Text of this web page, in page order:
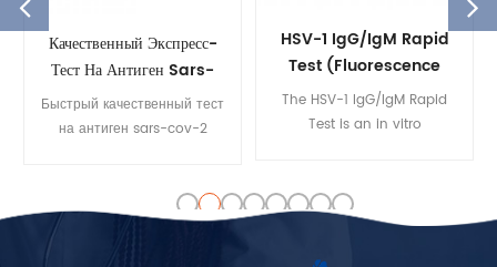
Качественный Экспресс-
Тест На Антиген Sars-
Cov-2
Быстрый качественный тест
на антиген sars-cov-2
коллоидного золота,
предназначенную для
качественного определения
HSV-1 IgG/IgM Rapid
Test (Fluorescence
Immunoassay)
The HSV-1 IgG/IgM Rapid
Test is an in vitro
IgG and IgM class antibodies
to HSV1 in human serum.